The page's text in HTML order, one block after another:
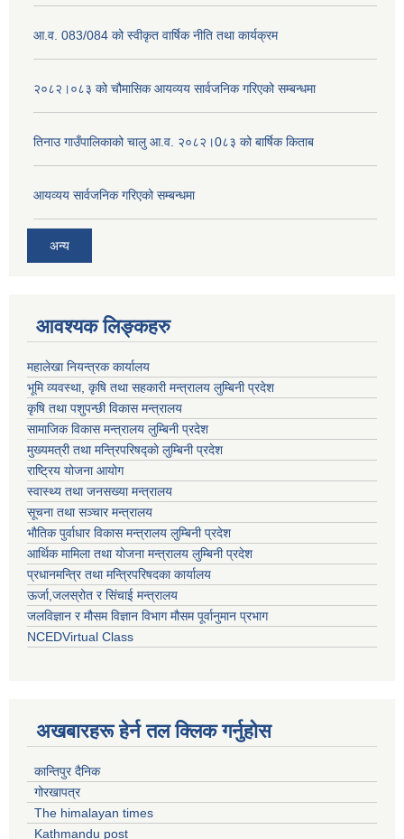
आ.व. 083/084 को स्वीकृत वार्षिक नीति तथा कार्यक्रम
२०८२।०८३ को चौमासिक आयव्यय सार्वजनिक गरिएको सम्बन्धमा
तिनाउ गाउँपालिकाको चालु आ.व. २०८२।0८३ को बार्षिक किताब
आयव्यय सार्वजनिक गरिएको सम्बन्धमा
अन्य
आवश्यक लिङ्कहरु
महालेखा नियन्त्रक कार्यालय
भूमि व्यवस्था, कृषि तथा सहकारी मन्त्रालय लुम्बिनी प्रदेश
कृषि तथा पशुपन्छी विकास मन्त्रालय
सामाजिक विकास मन्त्रालय लुम्बिनी प्रदेश
मुख्यमत्री तथा मन्त्रिपरिषद्काे लुम्बिनी प्रदेश
राष्ट्रिय योजना आयोग
स्वास्थ्य तथा जनसख्या मन्त्रालय
सूचना तथा सञ्चार मन्त्रालय
भाैतिक पुर्वाधार विकास मन्त्रालय लुम्बिनी प्रदेश
आर्थिक मामिला तथा योजना मन्त्रालय लुम्बिनी प्रदेश
प्रधानमन्त्रि तथा मन्त्रिपरिषदका कार्यालय
ऊर्जा,जलस्रोत र सिंचाई मन्त्रालय
जलविज्ञान र मौसम विज्ञान विभाग मौसम पूर्वानुमान प्रभाग
NCEDVirtual Class
अखबारहरू हेर्न तल क्लिक गर्नुहोस
कान्तिपुर दैनिक
गोरखापत्र
The himalayan times
Kathmandu post